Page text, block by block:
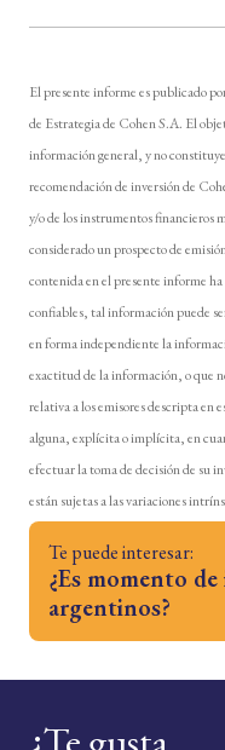
El presente informe es publicado
de Estrategia de Cohen S.A. El
información general, y no
recomendación de inversión de
y/o de los instrumentos financieros
considerado un prospecto de
contenida en el presente informe
confiables, tal información puede
en forma independiente la
exactitud de la información, o que
relativa a los emisores descripta en
alguna, explícita o implícita, en
efectuar la toma de decisión de su
están sujetas a las variaciones
Te puede interesar:
¿Es momento
argentinos?